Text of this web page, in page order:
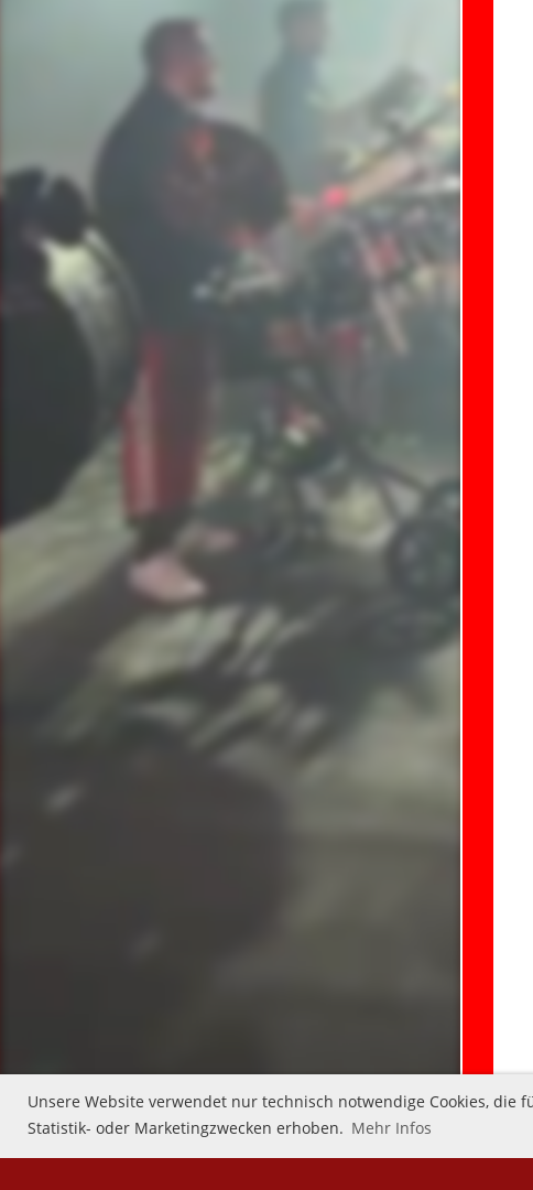
Unsere Website verwendet nur technisch notwendige Cookies,
Statistik- oder Marketingzwecken erhoben. Mehr Infos